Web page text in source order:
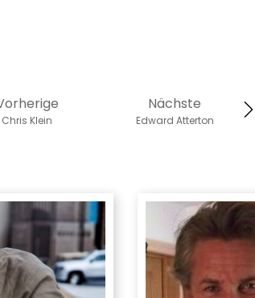
Nächste
Edward Atterton
Chris Klein